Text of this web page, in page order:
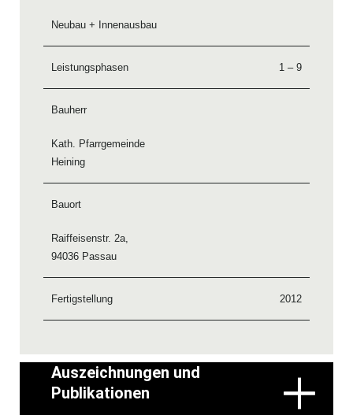
Neubau + Innenausbau
Leistungsphasen 1 – 9
Bauherr
Kath. Pfarrgemeinde
Heining
Bauort
Raiffeisenstr. 2a,
94036 Passau
Fertigstellung 2012
Auszeichnungen und
Publikationen